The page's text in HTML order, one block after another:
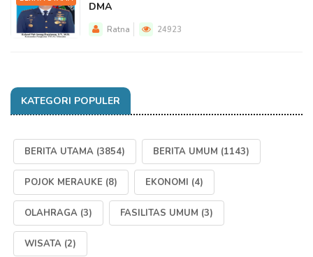
DMA
Ratna 24923
KATEGORI POPULER
BERITA UTAMA (3854) BERITA UMUM (1143)
POJOK MERAUKE (8) EKONOMI (4)
OLAHRAGA (3) FASILITAS UMUM (3)
WISATA (2)